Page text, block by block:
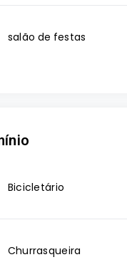
salão de festas
Bicicletário
Churrasqueira